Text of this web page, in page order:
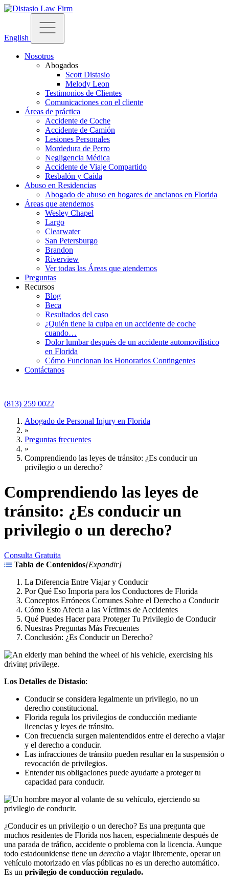
English
Nosotros
Abogados
Scott Distasio
Melody Leon
Testimonios de Clientes
Comunicaciones con el cliente
Áreas de práctica
Accidente de Coche
Accidente de Camión
Lesiones Personales
Mordedura de Perro
Negligencia Médica
Accidente de Viaje Compartido
Resbalón y Caída
Abuso en Residencias
Abogado de abuso en hogares de ancianos en Florida
Áreas que atendemos
Wesley Chapel
Largo
Clearwater
San Petersburgo
Brandon
Riverview
Ver todas las Áreas que atendemos
Preguntas
Recursos
Blog
Beca
Resultados del caso
¿Quién tiene la culpa en un accidente de coche
cuando…
Dolor lumbar después de un accidente automovilístico
en Florida
Cómo Funcionan los Honorarios Contingentes
Contáctanos
(813) 259 0022
Abogado de Personal Injury en Florida
»
Preguntas frecuentes
»
Comprendiendo las leyes de tránsito: ¿Es conducir un
privilegio o un derecho?
Comprendiendo las leyes de
tránsito: ¿Es conducir un
privilegio o un derecho?
Consulta Gratuita
Tabla de Contenidos[Expandir]
La Diferencia Entre Viajar y Conducir
Por Qué Eso Importa para los Conductores de Florida
Conceptos Erróneos Comunes Sobre el Derecho a Conducir
Cómo Esto Afecta a las Víctimas de Accidentes
Qué Puedes Hacer para Proteger Tu Privilegio de Conducir
Nuestras Preguntas Más Frecuentes
Conclusión: ¿Es Conducir un Derecho?
Los Detalles de Distasio:
Conducir se considera legalmente un privilegio, no un
derecho constitucional.
Florida regula los privilegios de conducción mediante
licencias y leyes de tránsito.
Con frecuencia surgen malentendidos entre el derecho a viajar
y el derecho a conducir.
Las infracciones de tránsito pueden resultar en la suspensión o
revocación de privilegios.
Entender tus obligaciones puede ayudarte a proteger tu
capacidad para conducir.
¿Conducir es un privilegio o un derecho? Es una pregunta que
muchos residentes de Florida nos hacen, especialmente después de
una parada de tráfico, accidente o problema con la licencia. Aunque
todo estadounidense tiene un derecho a viajar libremente, operar un
vehículo motorizado en vías públicas no es un derecho automático.
Es un privilegio de conducción regulado.